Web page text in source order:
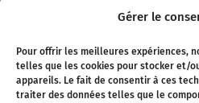
Gérer le
Pour offrir les meilleures expériences,
telles que les cookies pour stocker et/
appareils. Le fait de consentir à ces
traiter des données telles que le
44980 Sainte-Luce-

06 81 70 79 55
ou06 30 64 23 89
Secrétaire élu)